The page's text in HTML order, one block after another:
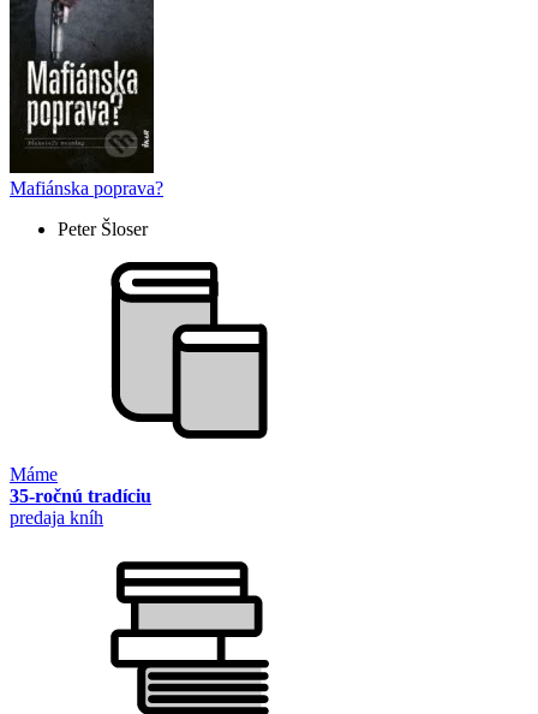
Mafiánska poprava?
Peter Šloser
Máme
35-ročnú tradíciu
predaja kníh